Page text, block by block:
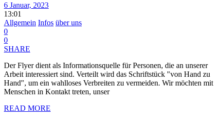
6 Januar, 2023
13:01
Allgemein Infos über uns
0
0
SHARE
Der Flyer dient als Informationsquelle für Personen, die an unserer
Arbeit interessiert sind. Verteilt wird das Schriftstück "von Hand zu
Hand", um ein wahlloses Verbreiten zu vermeiden. Wir möchten mit
Menschen in Kontakt treten, unser
READ MORE